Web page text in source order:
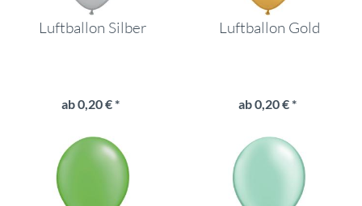
Luftballon Silber
ab 0,20 € *
Luftballon Gold
ab 0,20 € *